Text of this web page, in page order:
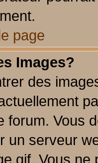
page
Images?
des
forum. Vous
un serveur
Vous